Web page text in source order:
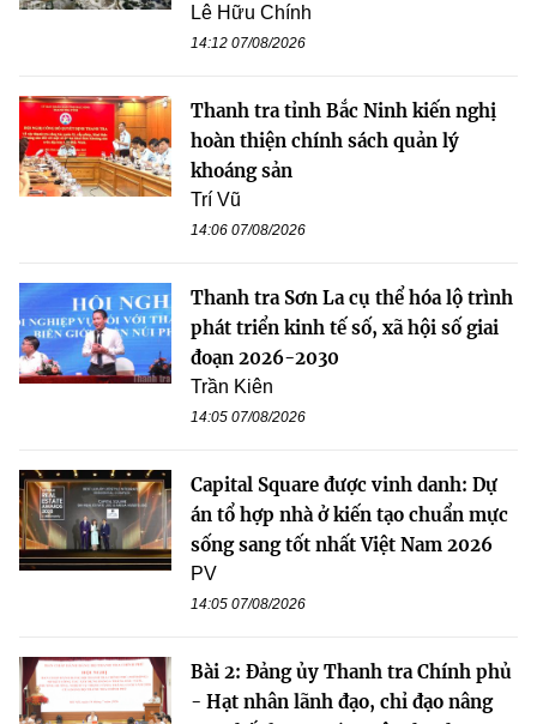
Lê Hữu Chính
14:12 07/08/2026
Thanh tra tỉnh Bắc Ninh kiến nghị
hoàn thiện chính sách quản lý
khoáng sản
Trí Vũ
14:06 07/08/2026
Thanh tra Sơn La cụ thể hóa lộ trình
phát triển kinh tế số, xã hội số giai
đoạn 2026-2030
Trần Kiên
14:05 07/08/2026
Capital Square được vinh danh: Dự
án tổ hợp nhà ở kiến tạo chuẩn mực
sống sang tốt nhất Việt Nam 2026
PV
14:05 07/08/2026
Bài 2: Đảng ủy Thanh tra Chính phủ
- Hạt nhân lãnh đạo, chỉ đạo nâng